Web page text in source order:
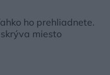
ho prehliadnete.
miesto